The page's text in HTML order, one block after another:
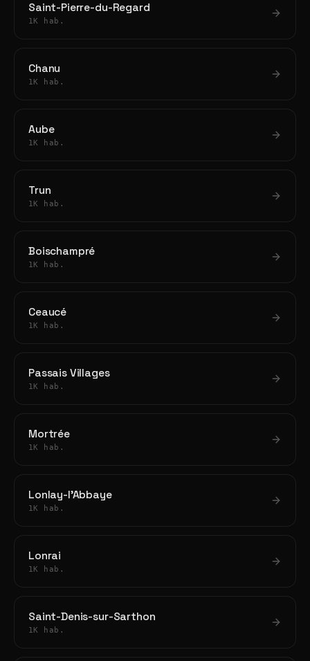
Saint-Pierre-du-Regard
1K hab.
Chanu
1K hab.
Aube
1K hab.
Trun
1K hab.
Boischampré
1K hab.
Ceaucé
1K hab.
Passais Villages
1K hab.
Mortrée
1K hab.
Lonlay-l'Abbaye
1K hab.
Lonrai
1K hab.
Saint-Denis-sur-Sarthon
1K hab.